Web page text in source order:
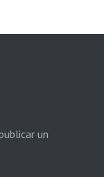
un